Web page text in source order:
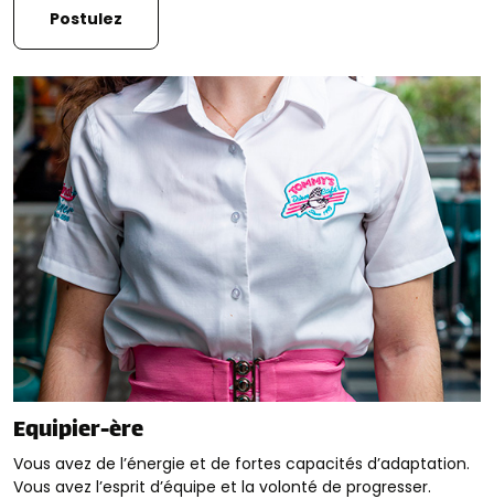
Postulez
Equipier-ère
Vous avez de l’énergie et de fortes capacités d’adaptation.
Vous avez l’esprit d’équipe et la volonté de progresser.